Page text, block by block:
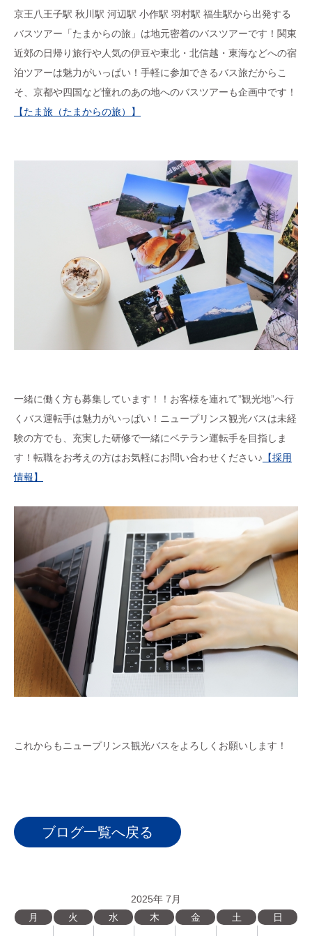
京王八王子駅 秋川駅 河辺駅 小作駅 羽村駅 福生駅から出発する
バスツアー「たまからの旅」は地元密着のバスツアーです！関東
近郊の日帰り旅行や人気の伊豆や東北・北信越・東海などへの宿
泊ツアーは魅力がいっぱい！手軽に参加できるバス旅だからこ
そ、京都や四国など憧れのあの地へのバスツアーも企画中です！
【たま旅（たまからの旅）】
一緒に働く方も募集しています！！お客様を連れて”観光地”へ行
くバス運転手は魅力がいっぱい！ニュープリンス観光バスは未経
験の方でも、充実した研修で一緒にベテラン運転手を目指しま
す！転職をお考えの方はお気軽にお問い合わせください♪ 【採用
情報】
これからもニュープリンス観光バスをよろしくお願いします！
ブログ一覧へ戻る
2025年 7月
月
火 水 木 金 土
日